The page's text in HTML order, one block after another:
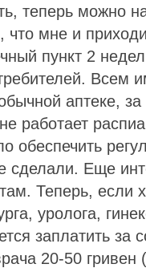
теперь можно
что мне и
пункт 2
Всем
аптеке,
работает
обеспечить
сделали. Еще
Теперь, если
уролога,
заплатить за
20-50 гривен